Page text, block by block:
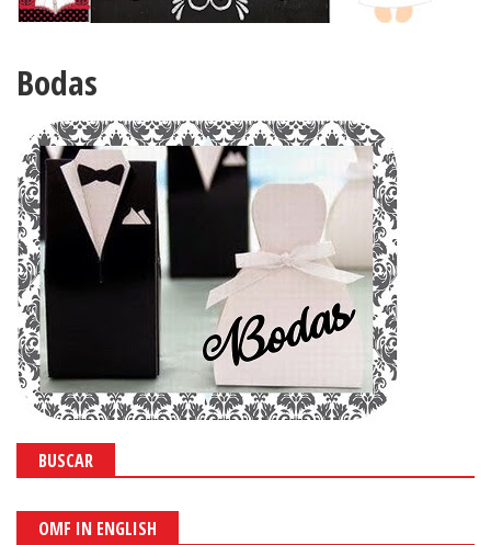
Bodas
BUSCAR
OMF IN ENGLISH